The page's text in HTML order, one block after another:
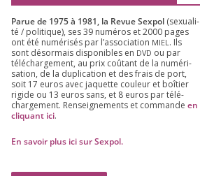
Parue de 1975à 1981, la Revue Sex­pol (sexua­li­
té /​ poli­tique), ses39 numé­ros et2000 pages
ont été numé­ri­sés par l’as­so­cia­tion MIEL . Ils
sont désor­mais dis­po­nibles en DVD ou par
télé­char­ge­ment, au prix coû­tant de la numé­ri­
sa­tion, de la dupli­ca­tion et des frais de port,
soit 17 euros avec jaquette cou­leur et boî­tier
rigide ou 13 euros sans, et 8 euros par télé­
char­ge­ment. Ren­sei­gne­ments et com­mande en
cli­quant ici.
En savoir plus ici sur Sexpol.